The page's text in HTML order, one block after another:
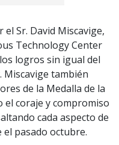
Sr. David Miscavige,
Technology Center
logros sin igual del
Miscavige también
de la Medalla de la
el coraje y compromiso
cada aspecto de
el pasado octubre.